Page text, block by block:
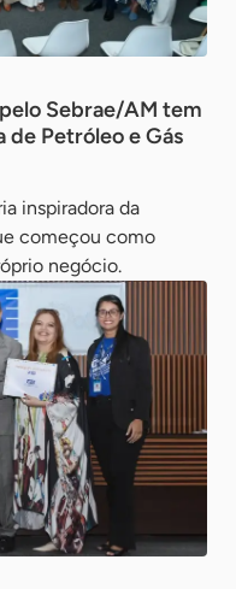
Sebrae/AM tem
de Petróleo e Gás
inspiradora da
começou como
negócio.